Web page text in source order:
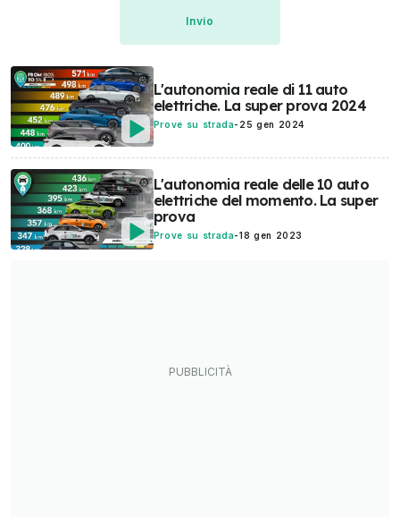
L'autonomia reale di 11 auto
elettriche. La super prova 2024
Prove su strada- 25 gen 2024
L'autonomia reale delle 10 auto
elettriche del momento. La super
prova
Prove su strada-18 gen 2023